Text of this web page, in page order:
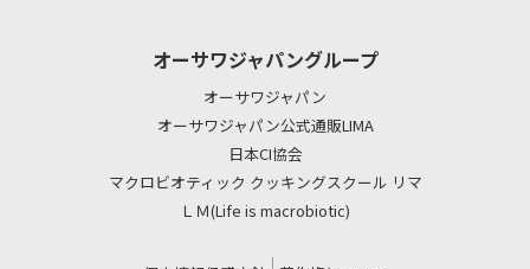
オーサワジャパングループ
オーサワジャパン
オーサワジャパン公式通販LIMA
日本CI協会
マクロビオティック クッキングスクール リマ
ＬＭ(Life is macrobiotic)